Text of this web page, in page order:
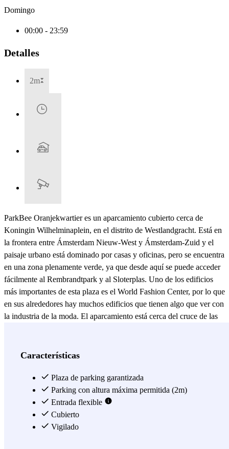
Domingo
00:00 - 23:59
Detalles
2m
ParkBee Oranjekwartier es un aparcamiento cubierto cerca de
Koningin Wilhelminaplein, en el distrito de Westlandgracht. Está en
la frontera entre Ámsterdam Nieuw-West y Ámsterdam-Zuid y el
paisaje urbano está dominado por casas y oficinas, pero se encuentra
en una zona plenamente verde, ya que desde aquí se puede acceder
fácilmente al Rembrandtpark y al Sloterplas. Uno de los edificios
más importantes de esta plaza es el World Fashion Center, por lo que
en sus alrededores hay muchos edificios que tienen algo que ver con
la industria de la moda. El aparcamiento está cerca del cruce de las
cuanto a transporte público. Se encuentra cerca de la parada de
tranvía y el autobús nocturno N88. Gracias a la línea 2, puedes ir
desde ParkBee Oranjekwartier a las atracciones más populares cada
diez minutos en un abrir y cerrar de ojos. Por ejemplo, el tranvía
para en Museumplein, donde podrás visitar el Rijksmuseum, el
Museo Van Gogh, el Museo Moco, el Museo Diamant y el Museo
Características
Plaza de parking garantizada
Parking con altura máxima permitida (2m)
Entrada flexible
Cubierto
Vigilado